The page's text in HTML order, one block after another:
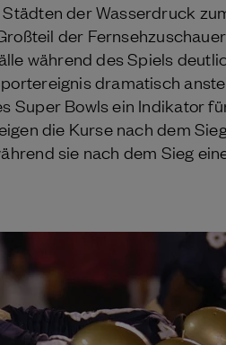
der Wasserdruck
der
während des Spiels
dramatisch
Super Bowls ein Indikator
die Kurse nach dem
sie nach dem Sieg